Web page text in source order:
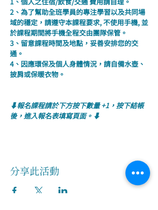
2、為了幫助全班學員的專注學習以及共同場
域的穩定，請遵守本課程要求, 不使用手機, 並
於課程期間將手機全程交由團隊保管。
3、留意課程時間及地點，妥善安排您的交
通。
4、因應環保及個人身體情況，請自備水壺、
披肩或保暖衣物。
⬇️報名課程請於下方按下數量 +1，按下結帳
後，進入報名表填寫頁面。⬇️
分享此活動